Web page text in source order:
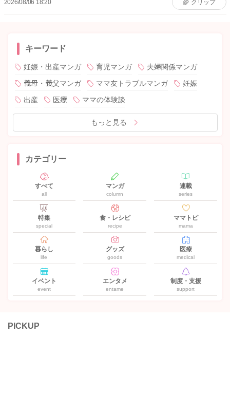
2026/08/06 18:20 クリップ
キーワード
妊娠・出産マンガ 育児マンガ
夫婦関係マンガ
義母・義父マンガ
ママ友トラブルマンガ
妊娠
出産
医療 ママの体験談
もっと見る
カテゴリー
すべて
all
マンガ
column
連載
series
特集
special
食・レシピ
recipe
ママトピ
mama
暮らし
life
グッズ
goods
医療
medical
イベント
event
エンタメ
entame
制度・支援
support
PICKUP